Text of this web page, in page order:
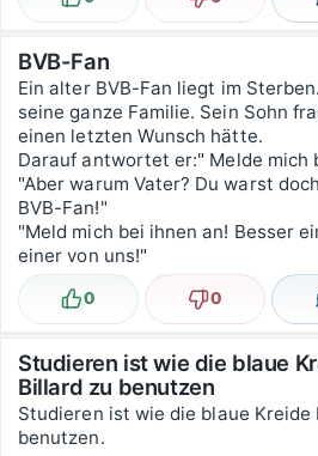
BVB-Fan
Ein alter BVB-Fan liegt im
seine ganze Familie. Sein Sohn
einen letzten Wunsch hätte.
Darauf antwortet er:" Melde mich
"Aber warum Vater? Du warst
BVB-Fan!"
"Meld mich bei ihnen an! Besser
einer von uns!"
Lustig
0 Nicht lustig
0
Studieren ist wie die blaue
Billard zu benutzen
Studieren ist wie die blaue Kreide
benutzen.